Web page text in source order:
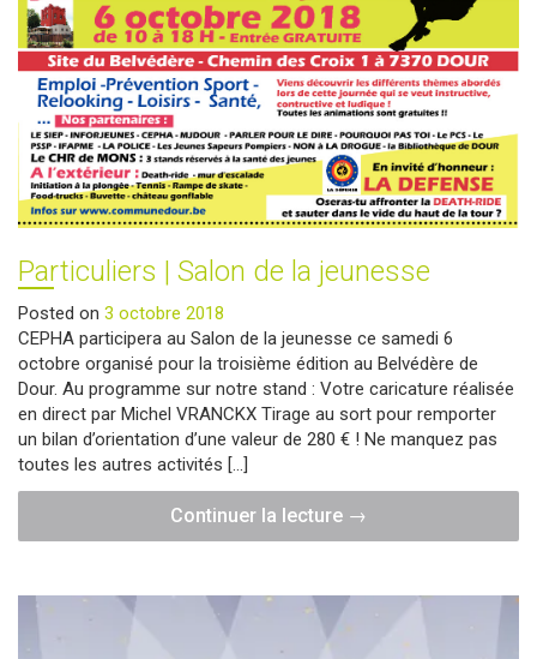
de
vie"
Particuliers | Salon de la jeunesse
Posted on 3 octobre 2018
CEPHA participera au Salon de la jeunesse ce samedi 6
octobre organisé pour la troisième édition au Belvédère de
Dour. Au programme sur notre stand : Votre caricature réalisée
en direct par Michel VRANCKX Tirage au sort pour remporter
un bilan d’orientation d’une valeur de 280 € ! Ne manquez pas
toutes les autres activités […]
Continuer la lecture "Particuliers
|
de
jeunesse"
→